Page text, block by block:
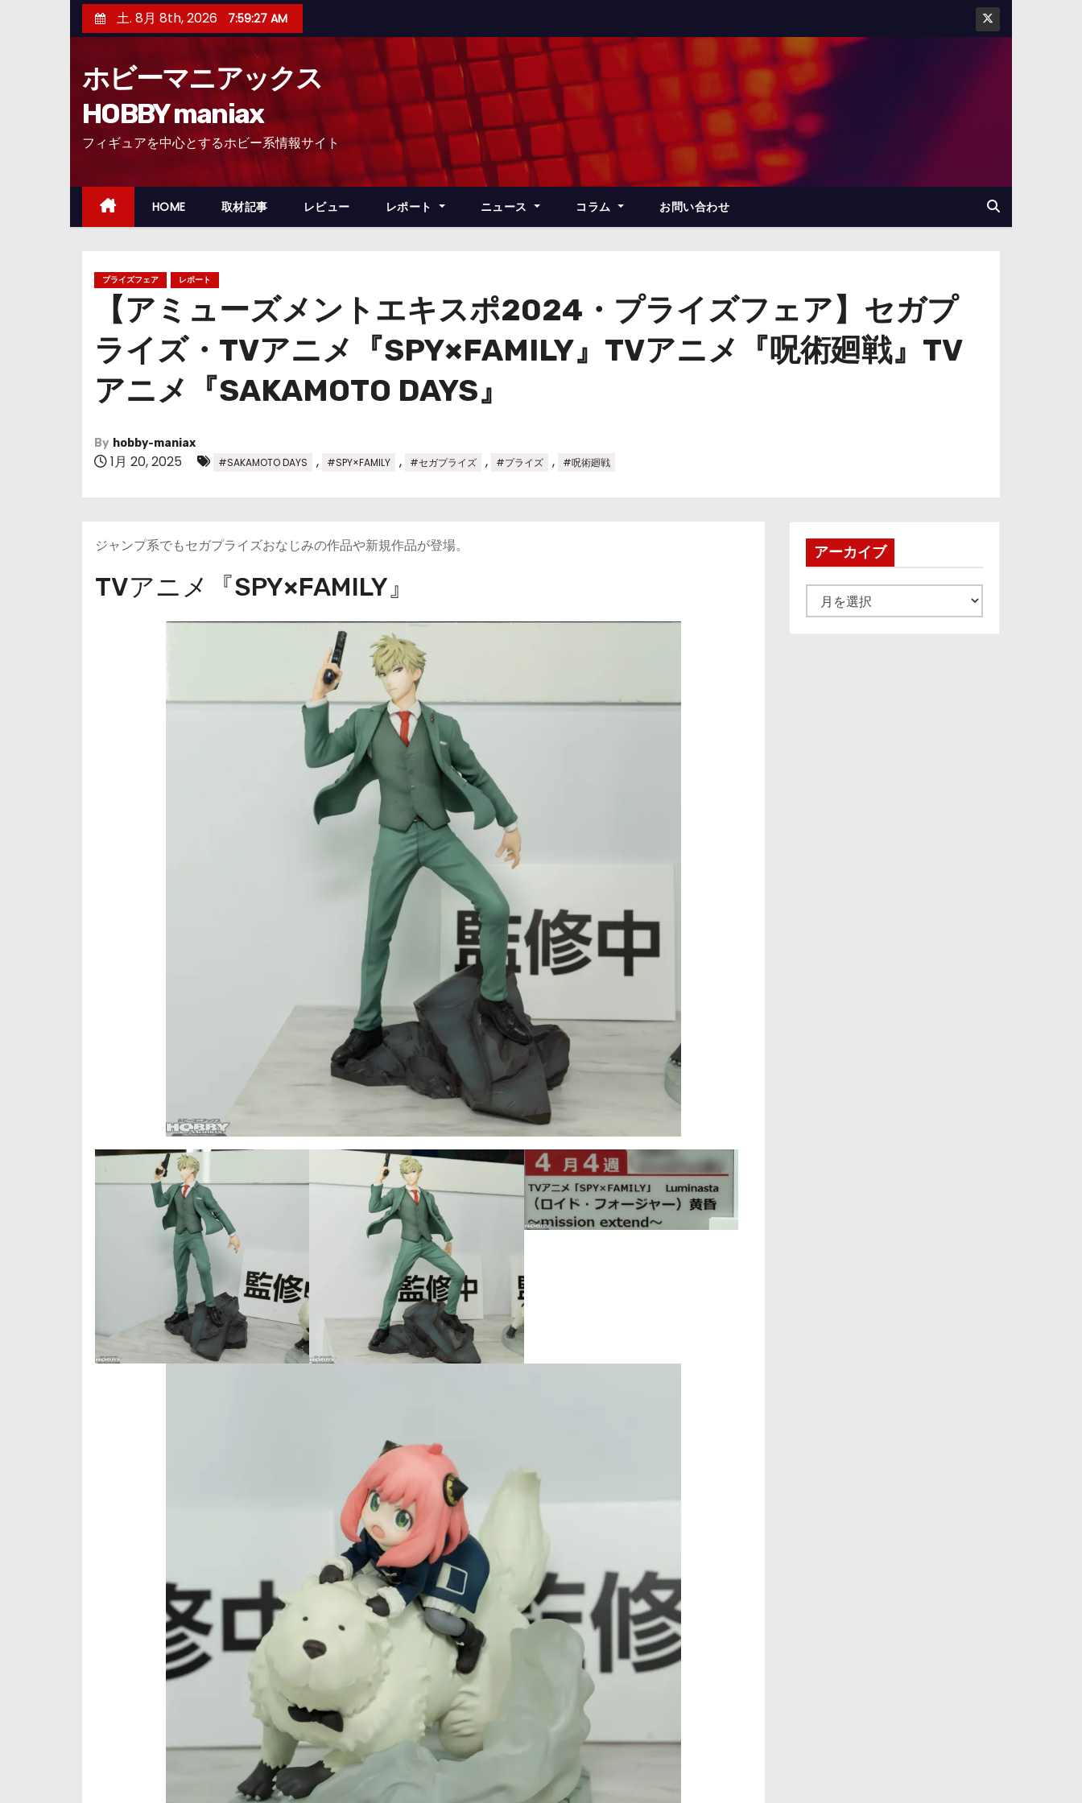
ン
ッ
土. 8月 8th, 2026 7:59:29 AM
ホビーマニアックス
HOBBY maniax
フィギュアを中心とするホビー系情報サイト
HOME 取材記事 レビュー レポート ニュース コラム お問い合わせ
プライズフェア レポート
【アミューズメントエキスポ2024・プライズフェア】セガプ
ライズ・TVアニメ『SPY×FAMILY』TVアニメ『呪術廻戦』TV
アニメ『SAKAMOTO DAYS』
By hobby-maniax
1月 20, 2025 #SAKAMOTO DAYS , #SPY×FAMILY , #セガプライズ , #プライズ , #呪術廻戦
ジャンプ系でもセガプライズおなじみの作品や新規作品が登場。
TVアニメ『SPY×FAMILY』
アーカイブ
ー